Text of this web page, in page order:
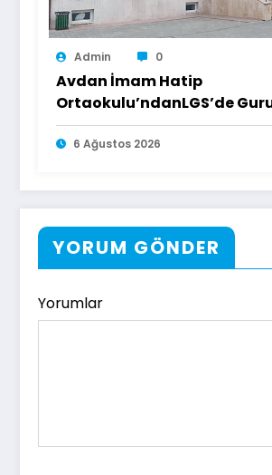
Admin 0
Avdan İmam Hatip
Ortaokulu’ndanLGS’de
Başarı
6 Ağustos 2026
YORUM GÖNDER
Yorumlar